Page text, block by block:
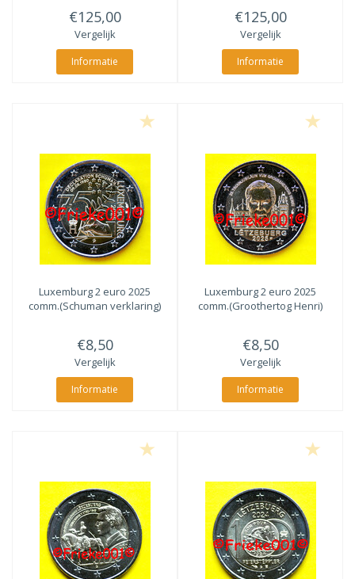
€125,00
Vergelijk
Informatie
€125,00
Vergelijk
Informatie
Luxemburg 2 euro 2025
comm.(Schuman verklaring)
€8,50
Vergelijk
Informatie
Luxemburg 2 euro 2025
comm.(Groothertog Henri)
€8,50
Vergelijk
Informatie